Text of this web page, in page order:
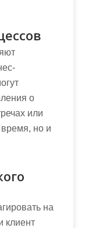
о
или
время, но и
на
клиент